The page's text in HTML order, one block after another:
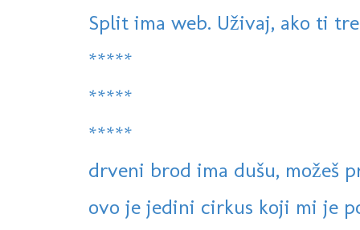
Split ima web. Uživaj, ako ti
*****
*****
*****
drveni brod ima dušu, možeš
ovo je jedini cirkus koji mi je